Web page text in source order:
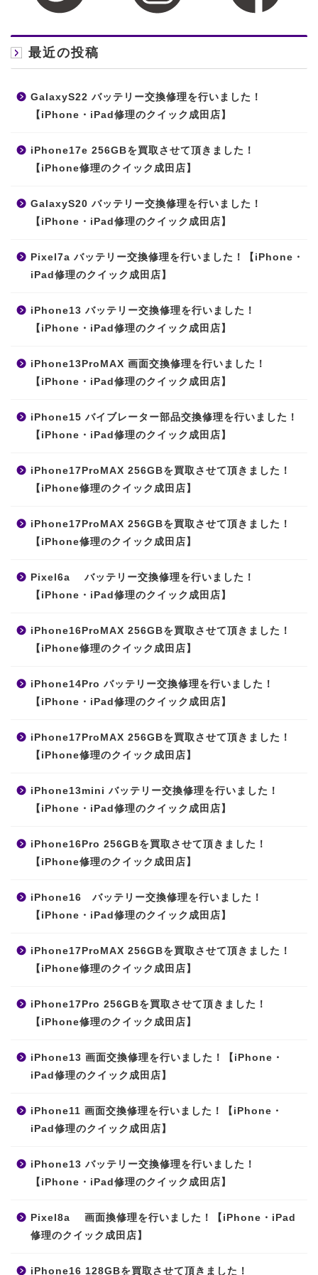
最近の投稿
GalaxyS22 バッテリー交換修理を行いました！
【iPhone・iPad修理のクイック成田店】
iPhone17e 256GBを買取させて頂きました！
【iPhone修理のクイック成田店】
GalaxyS20 バッテリー交換修理を行いました！
【iPhone・iPad修理のクイック成田店】
Pixel7a バッテリー交換修理を行いました！【iPhone・
iPad修理のクイック成田店】
iPhone13 バッテリー交換修理を行いました！
【iPhone・iPad修理のクイック成田店】
iPhone13ProMAX 画面交換修理を行いました！
【iPhone・iPad修理のクイック成田店】
iPhone15 バイブレーター部品交換修理を行いました！
【iPhone・iPad修理のクイック成田店】
iPhone17ProMAX 256GBを買取させて頂きました！
【iPhone修理のクイック成田店】
iPhone17ProMAX 256GBを買取させて頂きました！
【iPhone修理のクイック成田店】
Pixel6a バッテリー交換修理を行いました！
【iPhone・iPad修理のクイック成田店】
iPhone16ProMAX 256GBを買取させて頂きました！
【iPhone修理のクイック成田店】
iPhone14Pro バッテリー交換修理を行いました！
【iPhone・iPad修理のクイック成田店】
iPhone17ProMAX 256GBを買取させて頂きました！
【iPhone修理のクイック成田店】
iPhone13mini バッテリー交換修理を行いました！
【iPhone・iPad修理のクイック成田店】
iPhone16Pro 256GBを買取させて頂きました！
【iPhone修理のクイック成田店】
iPhone16 バッテリー交換修理を行いました！
【iPhone・iPad修理のクイック成田店】
iPhone17ProMAX 256GBを買取させて頂きました！
【iPhone修理のクイック成田店】
iPhone17Pro 256GBを買取させて頂きました！
【iPhone修理のクイック成田店】
iPhone13 画面交換修理を行いました！【iPhone・
iPad修理のクイック成田店】
iPhone11 画面交換修理を行いました！【iPhone・
iPad修理のクイック成田店】
iPhone13 バッテリー交換修理を行いました！
【iPhone・iPad修理のクイック成田店】
Pixel8a 画面換修理を行いました！【iPhone・iPad
修理のクイック成田店】
iPhone16 128GBを買取させて頂きました！